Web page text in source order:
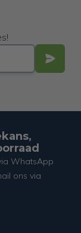
WhatsApp
ons via